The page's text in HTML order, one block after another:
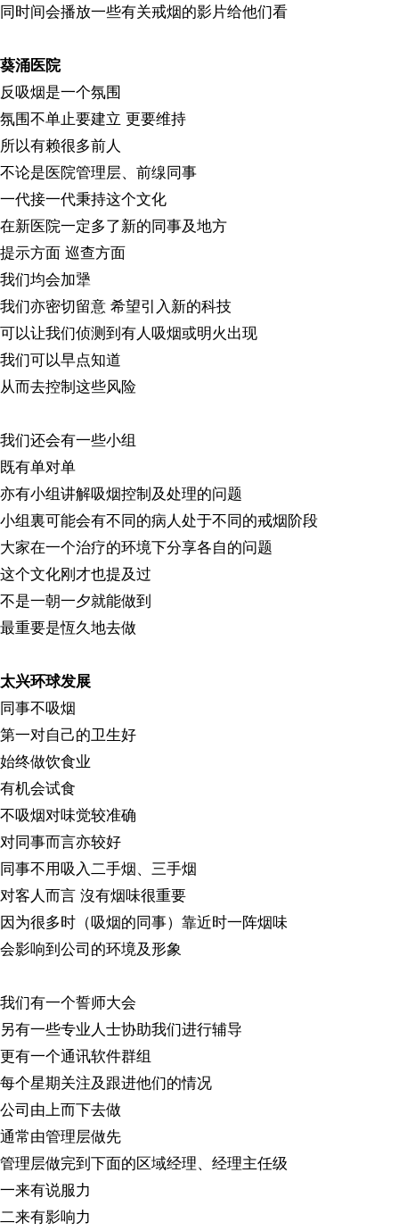
同时间会播放一些有关戒烟的影片给他们看
葵涌医院
反吸烟是一个氛围
氛围不单止要建立 更要维持
所以有赖很多前人
不论是医院管理层、前缐同事
一代接一代秉持这个文化
在新医院一定多了新的同事及地方
提示方面 巡查方面
我们均会加犟
我们亦密切留意 希望引入新的科技
可以让我们侦测到有人吸烟或明火出现
我们可以早点知道
从而去控制这些风险
我们还会有一些小组
既有单对单
亦有小组讲解吸烟控制及处理的问题
小组裏可能会有不同的病人处于不同的戒烟阶段
大家在一个治疗的环境下分享各自的问题
这个文化刚才也提及过
不是一朝一夕就能做到
最重要是恆久地去做
太兴环球发展
同事不吸烟
第一对自己的卫生好
始终做饮食业
有机会试食
不吸烟对味觉较准确
对同事而言亦较好
同事不用吸入二手烟、三手烟
对客人而言 沒有烟味很重要
因为很多时（吸烟的同事）靠近时一阵烟味
会影响到公司的环境及形象
我们有一个誓师大会
另有一些专业人士协助我们进行辅导
更有一个通讯软件群组
每个星期关注及跟进他们的情况
公司由上而下去做
通常由管理层做先
管理层做完到下面的区域经理、经理主任级
一来有说服力
二来有影响力